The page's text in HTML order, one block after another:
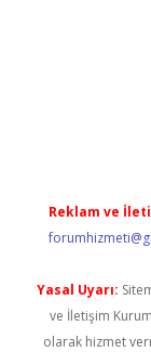
Reklam ve
Yasal Uyarı:
ve İletişim
olarak hizmet